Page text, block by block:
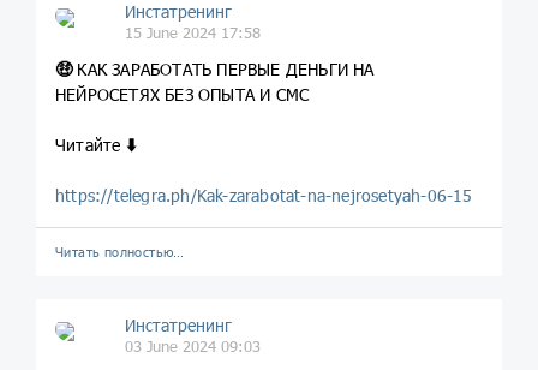
Инстатренинг
15 June 2024 17:58
🤑КАК ЗАРАБОТАТЬ ПЕРВЫЕ ДЕНЬГИ НА
НЕЙРОСЕТЯХ БЕЗ ОПЫТА И СМС
Читайте ⬇️
https://telegra.ph/Kak-zarabotat-na-nejrosetyah-06-15
Читать полностью…
Инстатренинг
03 June 2024 09:03